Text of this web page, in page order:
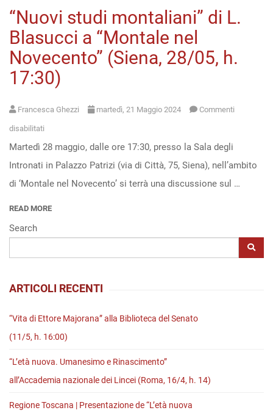
Open
access
“Nuovi studi montaliani” di L.
Blasucci a “Montale nel
Novecento” (Siena, 28/05, h.
17:30)
Francesca Ghezzi martedì, 21 Maggio 2024 Commenti
disabilitati
“Nuovi
studi
montaliani”
Blasucci
a
nel
h.
17:30)
Martedì 28 maggio, dalle ore 17:30, presso la Sala degli
Intronati in Palazzo Patrizi (via di Città, 75, Siena), nell’ambito
di ‘Montale nel Novecento’ si terrà una discussione sul …
READ MORE
Search
ARTICOLI RECENTI
“Vita di Ettore Majorana” alla Biblioteca del Senato
(11/5, h. 16:00)
“L’età nuova. Umanesimo e Rinascimento”
all’Accademia nazionale dei Lincei (Roma, 16/4, h. 14)
Regione Toscana | Presentazione de “L’età nuova